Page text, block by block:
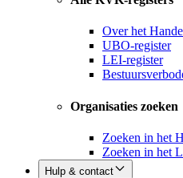
Over het
UBO-register
LEI-register
Organisaties zoeken
Zoeken in het
Zoeken in het
Hulp & contact